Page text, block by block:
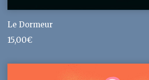
Le Dormeur
15,00€